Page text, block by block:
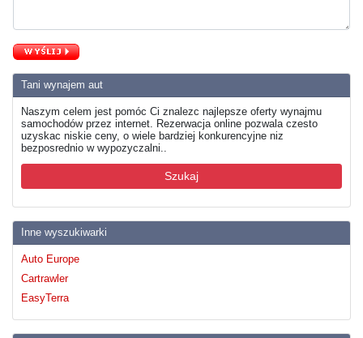
Tani wynajem aut
Naszym celem jest pomóc Ci znalezc najlepsze oferty wynajmu
samochodów przez internet. Rezerwacja online pozwala czesto
uzyskac niskie ceny, o wiele bardziej konkurencyjne niz
bezposrednio w wypozyczalni..
Szukaj
Inne wyszukiwarki
Auto Europe
Cartrawler
EasyTerra